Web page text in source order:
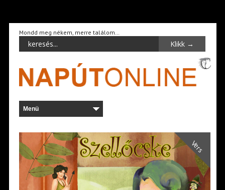
Mondd meg nékem, merre találom…
Vers